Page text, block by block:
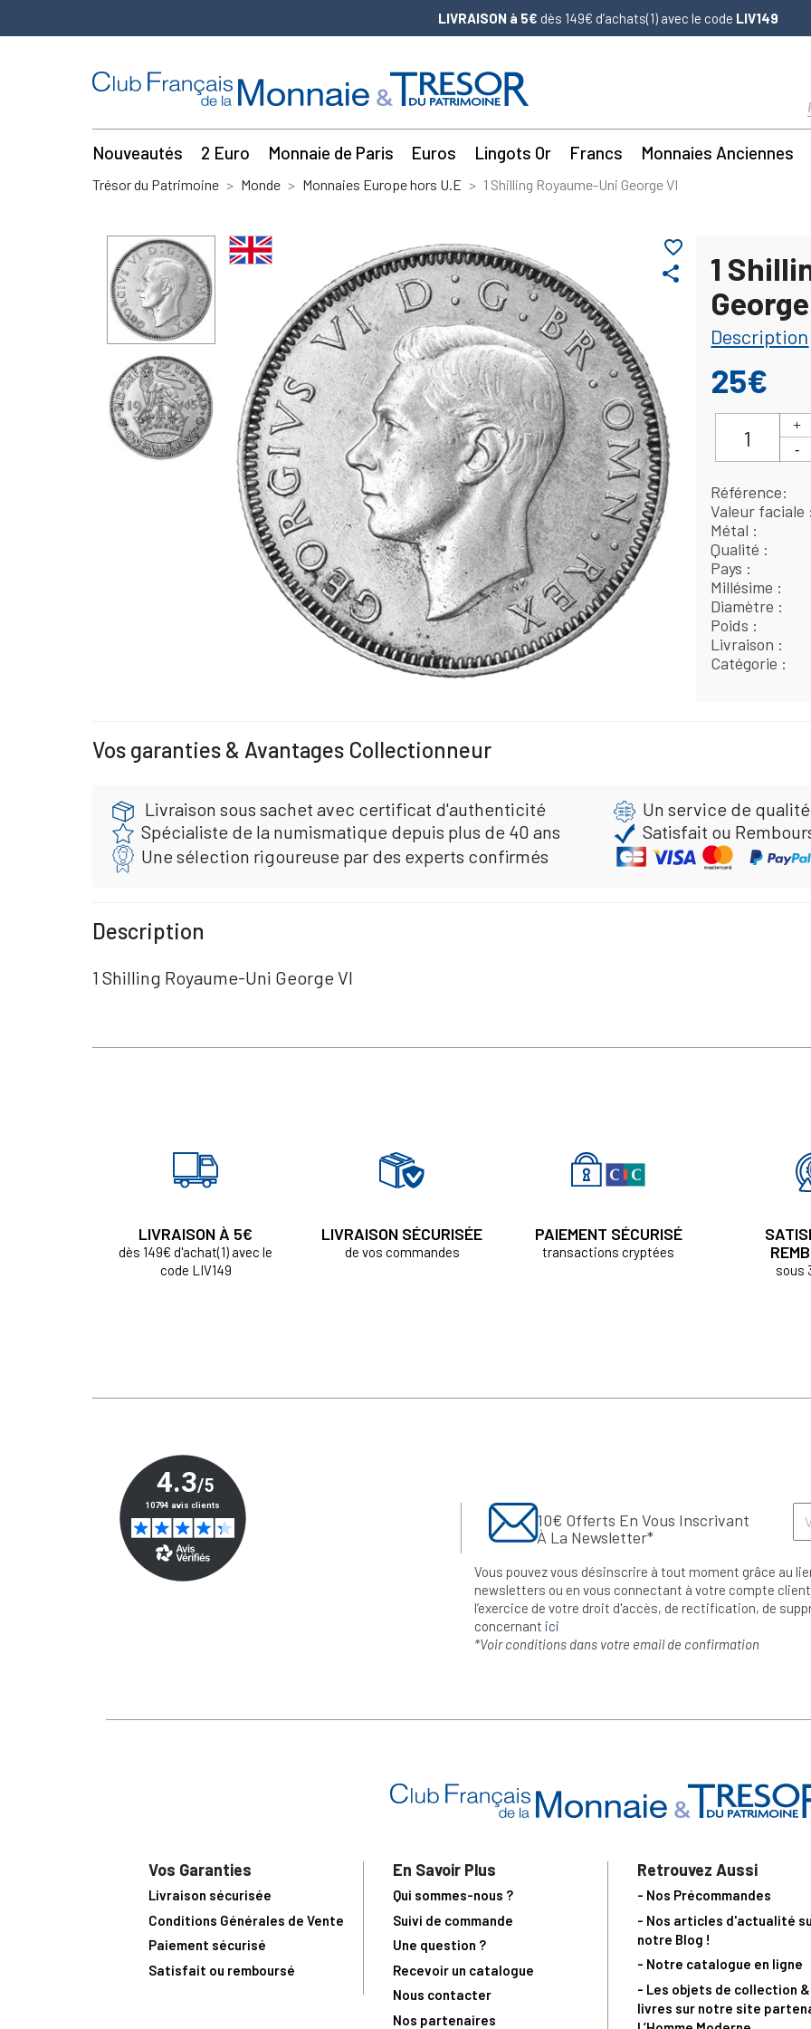
LIVRAISON à 5€ dès 149€ d’achats(1) avec le code LIV149
Nouveautés 2 Euro Monnaie de Paris Euros Lingots Or Francs Monnaies Anciennes
Trésor du Patrimoine Monde Monnaies Europe hors U.E 1 Shilling Royaume-Uni George VI
share
favorite_border
1
Description
25€
Référence
Valeur faciale
Métal
Qualité
Pays
Millésime
Diamètre
Poids
Livraison
Catégorie
Vos garanties & Avantages Collectionneur
Livraison sous sachet avec certificat d'authenticité
Un service de
Spécialiste de la numismatique depuis plus de 40 ans
Satisfait ou
Une sélection rigoureuse par des experts confirmés
Description
1 Shilling Royaume-Uni George VI
LIVRAISON À 5€
dès 149€ d'achat(1) avec le
code LIV149
LIVRAISON SÉCURISÉE
de vos commandes
PAIEMENT SÉCURISÉ
transactions cryptées
sous
10€ Offerts En Vous Inscrivant
À La Newsletter*
Vous pouvez vous désinscrire à tout moment grâce au
newsletters ou en vous connectant à votre compte
l’exercice de votre droit d'accès, de rectification, de
concernant ici
*Voir conditions dans votre email de confirmation
Vos Garanties
Livraison sécurisée
Conditions Générales de Vente
Paiement sécurisé
Satisfait ou remboursé
En Savoir Plus
Qui sommes-nous ?
Suivi de commande
Une question ?
Recevoir un catalogue
Nous contacter
Nos partenaires
Retrouvez Aussi
- Nos Précommandes
- Nos articles d'actualité
notre Blog !
- Notre catalogue en ligne
- Les objets de collection
livres sur notre site